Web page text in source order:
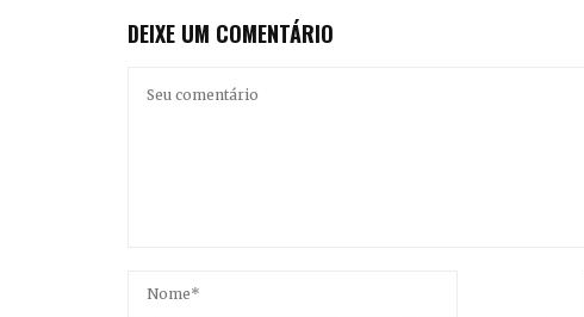
DEIXE UM COMENTÁRIO